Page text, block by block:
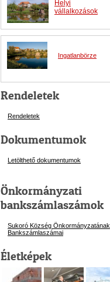
Helyi
vállalkozások
Ingatlanbörze
Rendeletek
Rendeletek
Dokumentumok
Letölthető dokumentumok
Önkormányzati
bankszámlaszámok
Sukoró Község Önkormányzatának
Bankszámlaszámai
Életképek